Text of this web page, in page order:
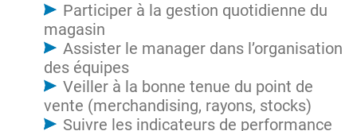
Participer à la gestion quotidienne du
magasin
Assister le manager dans l’organisation
des équipes
Veiller à la bonne tenue du point de
vente (merchandising, rayons, stocks)
Suivre les indicateurs de performance